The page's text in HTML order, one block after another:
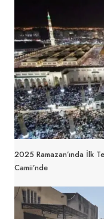
2025 Ramazan’ında İlk
Camii’nde